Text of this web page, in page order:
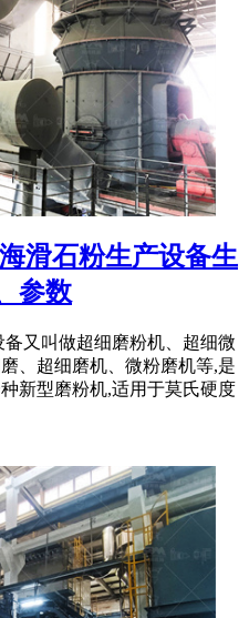
滑石粉生产设备生
参数
又叫做超细磨粉机、超细微
、超细磨机、微粉磨机等,是
新型磨粉机,适用于莫氏硬度